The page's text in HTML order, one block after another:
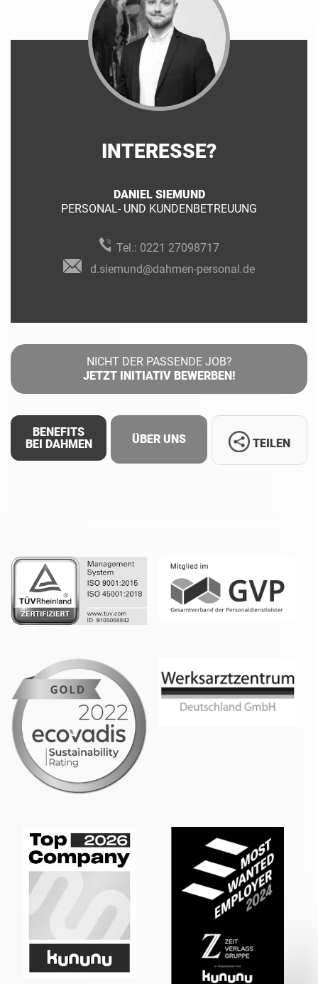
INTERESSE?
DANIEL SIEMUND
PERSONAL- UND KUNDENBETREUUNG
Tel.: 0221 27098717
d.siemund@dahmen-personal.de
NICHT DER PASSENDE JOB?
JETZT INITIATIV BEWERBEN!
BENEFITS
BEI DAHMEN
ÜBER UNS
Whatsapp
TEILEN